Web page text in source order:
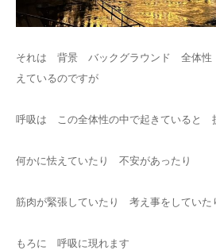
それは 背景 バックグラウンド 全体
えているのですが
呼吸は この全体性の中で起きていると
何かに怯えていたり 不安があったり
筋肉が緊張していたり 考え事をしていた
もろに 呼吸に現れます